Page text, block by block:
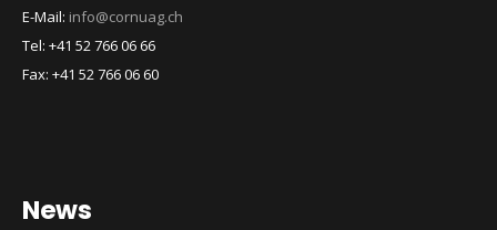
E-Mail: info@cornuag.ch
Tel: +41 52 766 06 66
Fax: +41 52 766 06 60
News